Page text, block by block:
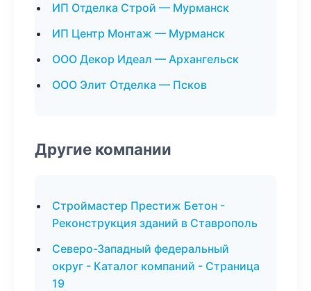
ИП Отделка Строй — Мурманск
ИП Центр Монтаж — Мурманск
ООО Декор Идеал — Архангельск
ООО Элит Отделка — Псков
Другие компании
Строймастер Престиж Бетон -
Реконструкция зданий в Ставрополь
Северо-Западный федеральный
округ - Каталог компаний - Страница
19